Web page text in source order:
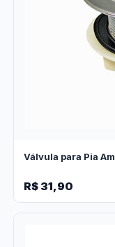
Válvula para Pia
R$ 31,90